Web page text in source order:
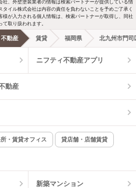
独立洗面台
都市ガス
オートロック
インターネット無料
社、外壁塗装業者の情報は検索パートナーが提供している情
タイル株式会社は内容の責任を負わないことを予めご了承く
様が入力される個人情報は、検索パートナーが取得し、同社
取り扱われます。
動産 賃貸 福岡県 北九州市門司
ニフティ不動産アプリ
動産
・賃貸オフィス 貸店舗・店舗賃貸
新築マンション